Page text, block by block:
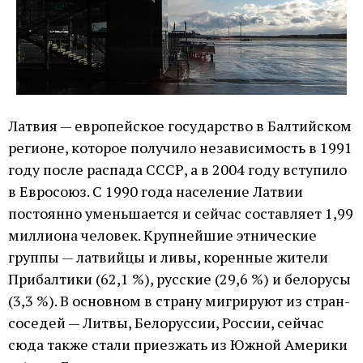
Латвия — европейское государство в Балтийском
регионе, которое получило независимость в 1991
году после распада СССР, а в 2004 году вступило
в Евросоюз. С 1990 года население Латвии
постоянно уменьшается и сейчас составляет 1,99
миллиона человек. Крупнейшие этнические
группы — латвийцы и ливы, коренные жители
Прибалтики (62,1 %), русские (29,6 %) и белорусы
(3,3 %). В основном в страну мигрируют из стран-
соседей — Литвы, Белоруссии, России, сейчас
сюда также стали приезжать из Южной Америки